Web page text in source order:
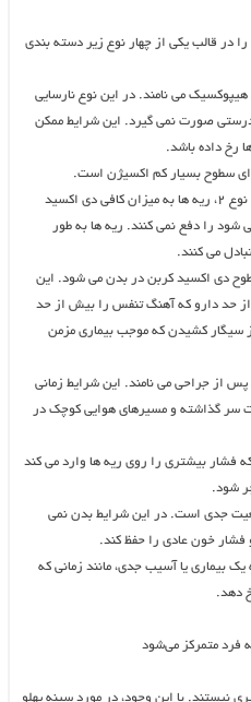
در قالب یکی از چهار نوع زیر دسته بندی
هیپوکسیک می نامند. در این نوع نارسایی
صورت نمی گیرد. این شرایط ممکن
رخ داده باشد.
نوع ۲: در فرد مبتلا به نارسایی تنفسی حاد نوع ۲، ریه ها به میزان کافی دی اکسید
را دفع نمی کنند. ریه ها به طور
می کنند.
دی اکسید کربن در بدن می شود. این
حد دارو که آهنگ تنفس را بیش از حد
سیگار کشیدن که موجب بیماری مزمن
پس از جراحی می نامند. این شرایط زمانی
گذاشته و مسیرهای هوایی کوچک در
فشار بیشتری را روی ریه ها وارد می کند
شود.
تنفسی حاد نوع ۴ یک وضعیت جدی است. در این شرایط بدن نمی
فشار خون عادی را حفظ کند.
بیماری یا آسیب جدی، مانند زمانی که
دهد.
فرد متمرکز می‌شود
نیستند. با این وجود، در مورد سینه پهلو